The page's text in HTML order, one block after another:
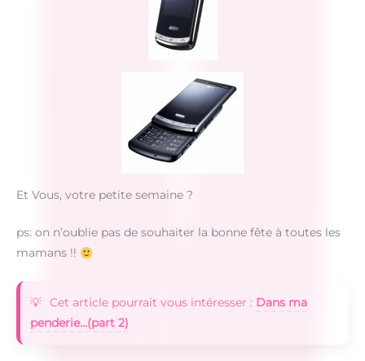
Et Vous, votre petite semaine ?
ps: on n’oublie pas de souhaiter la bonne fête à toutes les
mamans !!
Cet article pourrait vous intéresser : Dans ma
penderie...(part 2)